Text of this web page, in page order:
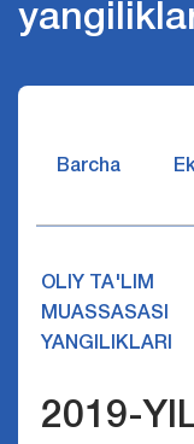
Barcha
OLIY TA'LIM
MUASSASASI
YANGILIKLARI
2019-